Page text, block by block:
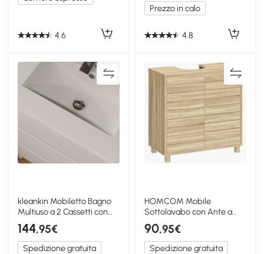
4.6
Prezzo in calo
4.8
kleankin Mobiletto Bagno
Multiuso a 2 Cassetti con
Lavabo Bianco
144,95€
Spedizione gratuita
HOMCOM Mobile
Sottolavabo con Ante a
Persiana, Naturale
90,95€
Spedizione gratuita